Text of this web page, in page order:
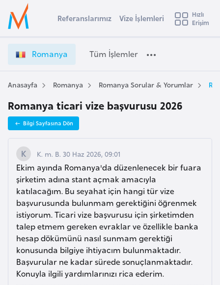
Ülke Seçimi
Başvuru yapmak istediğiniz ülkeyi seçin
Üye
Girişi
o
a
n
V
i
z
e
İ
ş
l
e
m
l
e
r
i
e
t
Referanslarımız Vize İşlemleri
Hızlı
Erişim
Romanya Tüm İşlemler
Anasayfa Romanya Romanya Sorular & Yorumlar
Romanya ticari vize başvurusu 2026
Bilgi Sayfasına Dön
K. m. B. 30 Haz 2026, 09:01
Ekim ayında Romanya'da düzenlenecek bir fuara
şirketim adına stant açmak amacıyla
katılacağım. Bu seyahat için hangi tür vize
başvurusunda bulunmam gerektiğini öğrenmek
istiyorum. Ticari vize başvurusu için şirketimden
talep etmem gereken evraklar ve özellikle banka
hesap dökümünü nasıl sunmam gerektiği
konusunda bilgiye ihtiyacım bulunmaktadır.
Başvurular ne kadar sürede sonuçlanmaktadır.
Konuyla ilgili yardımlarınızı rica ederim.
s
t
r
a
A
u
s
t
u
r
y
a
A
z
e